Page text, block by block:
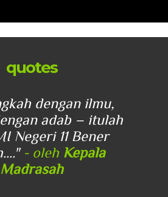
quotes
dengan ilmu,
adab – itulah
Negeri 11 Bener
- oleh Kepala
Madrasah